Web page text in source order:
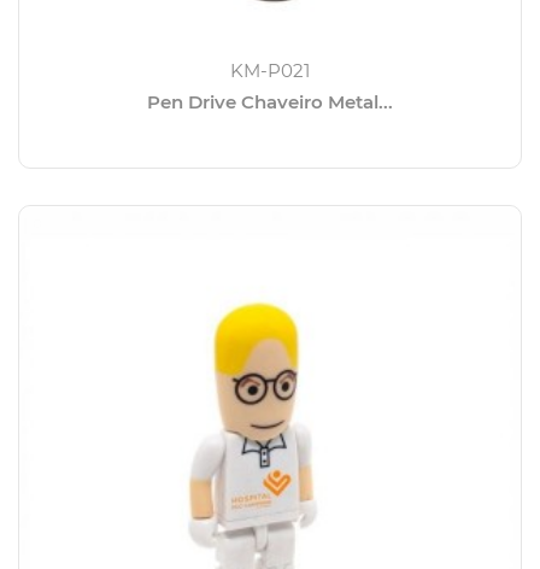
KM-P021
Pen Drive Chaveiro Metal...